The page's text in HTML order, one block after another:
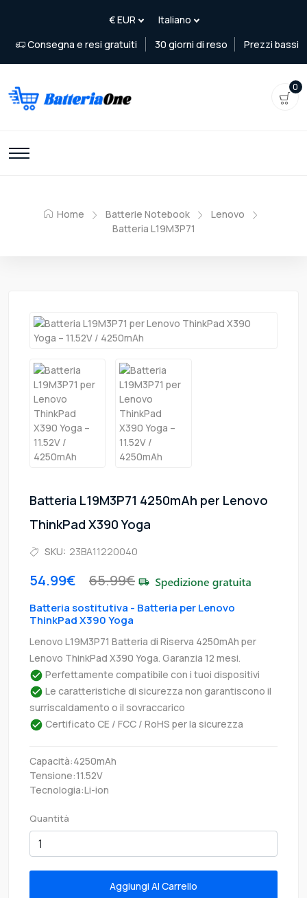
Consegna e resi gratuiti 30 giorni di reso Prezzi bassi
0
Home Batterie Notebook
Lenovo
Batteria L19M3P71
Batteria L19M3P71 4250mAh per Lenovo
ThinkPad X390 Yoga
SKU: 23BA11220040
54.99€ 65.99€
Batteria sostitutiva - Batteria per Lenovo
ThinkPad X390 Yoga
Lenovo L19M3P71 Batteria di Riserva 4250mAh per
Lenovo ThinkPad X390 Yoga. Garanzia 12 mesi.
Perfettamente compatibile con i tuoi dispositivi
Le caratteristiche di sicurezza non garantiscono il
surriscaldamento o il sovraccarico
Certificato CE / FCC / RoHS per la sicurezza
Capacità:4250mAh
Tensione:11.52V
Tecnologia:Li-ion
Quantità
Aggiungi Al Carrello